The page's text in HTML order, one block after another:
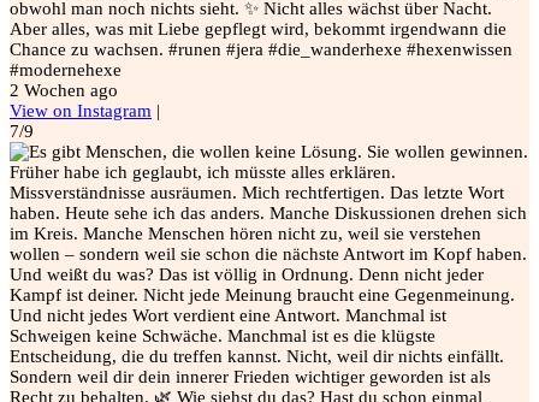
obwohl man noch nichts sieht. ✨ Nicht alles wächst über Nacht.
Aber alles, was mit Liebe gepflegt wird, bekommt irgendwann die
Chance zu wachsen. #runen #jera #die_wanderhexe #hexenwissen
#modernehexe
2 Wochen ago
View on Instagram |
7/9